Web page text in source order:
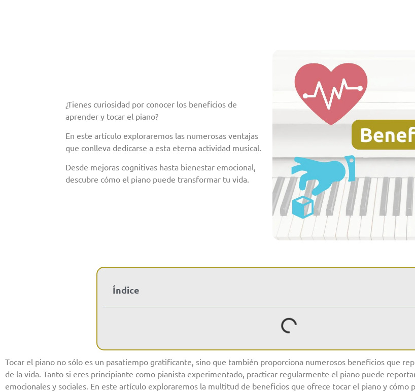
¿Tienes curiosidad por conocer los beneficios de
aprender y tocar el piano?
En este artículo exploraremos las numerosas ventajas
que conlleva dedicarse a esta eterna actividad musical.
Desde mejoras cognitivas hasta bienestar emocional,
descubre cómo el piano puede transformar tu vida.
Índice
Tocar el piano no sólo es un pasatiempo gratificante, sino que también proporciona numerosos beneficios que
de la vida. Tanto si eres principiante como pianista experimentado, practicar regularmente el piano puede
emocionales y sociales. En este artículo exploraremos la multitud de beneficios que ofrece tocar el piano y